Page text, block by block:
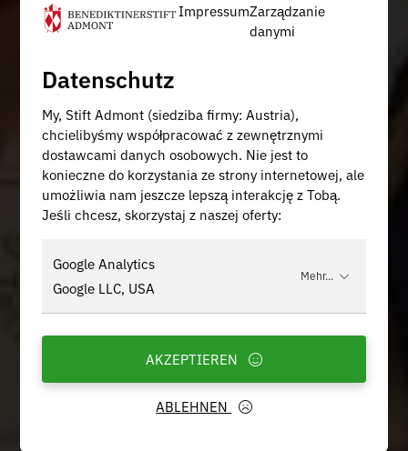
ImpressumZarządzanie
danymi
Datenschutz
My, Stift Admont (siedziba firmy: Austria),
chcielibyśmy współpracować z zewnętrznymi
dostawcami danych osobowych. Nie jest to
konieczne do korzystania ze strony internetowej, ale
umożliwia nam jeszcze lepszą interakcję z Tobą.
Jeśli chcesz, skorzystaj z naszej oferty:
Google Analytics
Google LLC, USA
Mehr...
ABLEHNEN
AKZEPTIEREN